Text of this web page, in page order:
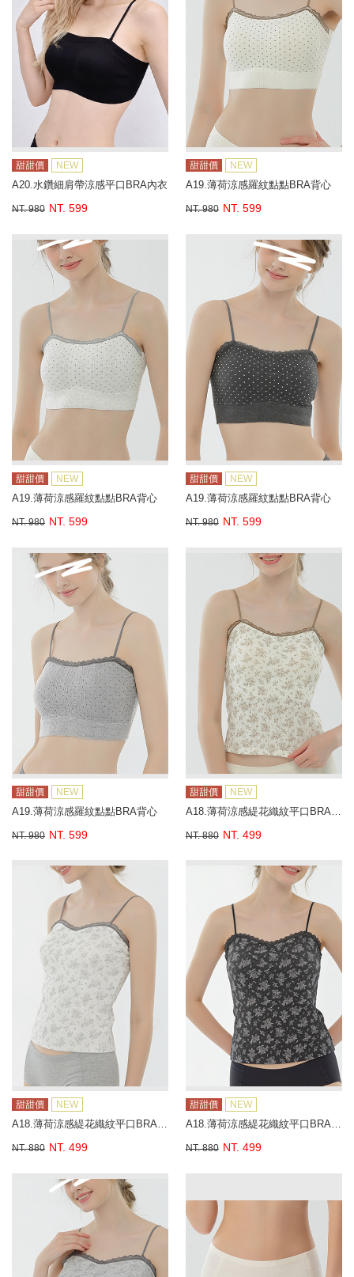
甜甜價 NEW
A20.水鑽細肩帶涼感平口BRA內衣
NT. 980 NT. 599
甜甜價 NEW
A19.薄荷涼感羅紋點點BRA背心
NT. 980 NT. 599
甜甜價 NEW
A19.薄荷涼感羅紋點點BRA背心
NT. 980 NT. 599
甜甜價 NEW
A19.薄荷涼感羅紋點點BRA背心
NT. 980 NT. 599
甜甜價 NEW
A19.薄荷涼感羅紋點點BRA背心
NT. 980 NT. 599
甜甜價 NEW
NT. 880 NT. 499
甜甜價 NEW
A18.薄荷涼感緹花織紋平口BRA背心
NT. 880 NT. 499
甜甜價 NEW
A18.薄荷涼感緹花織紋平口BRA背心
NT. 880 NT. 499